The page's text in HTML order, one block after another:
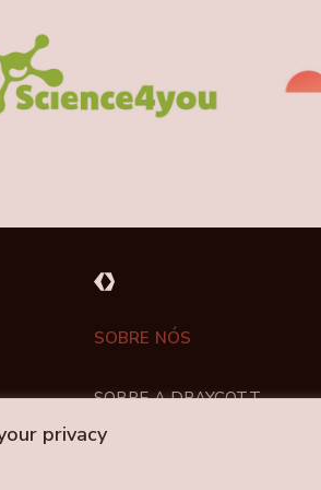
privacy
SOBRE NÓS
SOBRE A DRAYCOTT
A NOSSA ABORDAGEM